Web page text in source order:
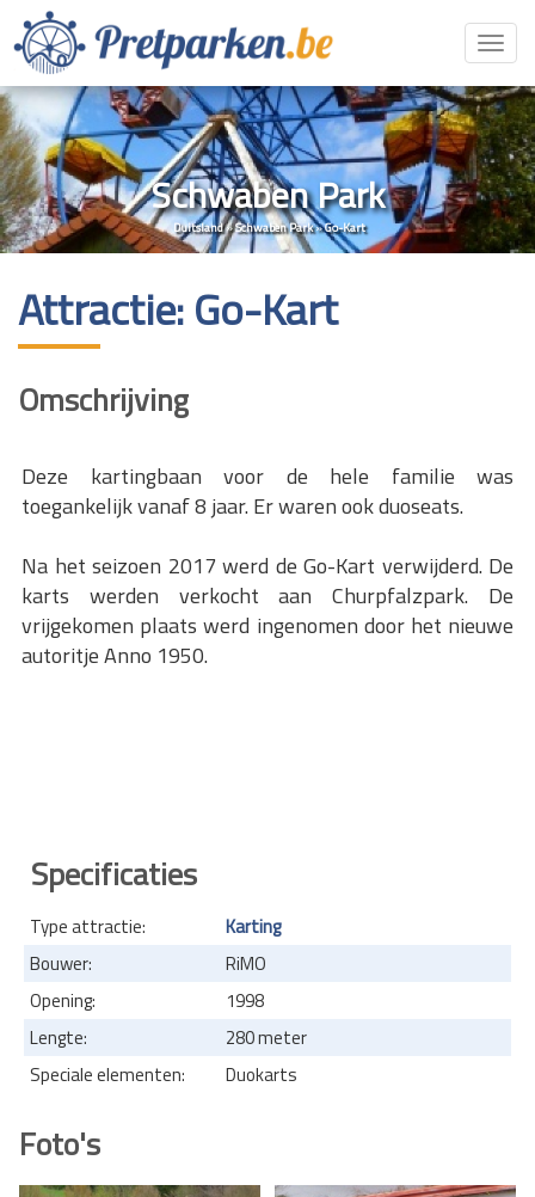
Schwaben Park
Duitsland»Schwaben Park»Go-Kart
Attractie: Go-Kart
Omschrijving
Deze kartingbaan voor de hele familie was
toegankelijk vanaf 8 jaar. Er waren ook duoseats.
Na het seizoen 2017 werd de Go-Kart verwijderd. De
karts werden verkocht aan Churpfalzpark. De
vrijgekomen plaats werd ingenomen door het nieuwe
autoritje Anno 1950.
Specificaties
Type attractie:
Karting
Bouwer:
RiMO
Opening:
1998
Lengte:
280 meter
Speciale elementen:
Duokarts
Foto's